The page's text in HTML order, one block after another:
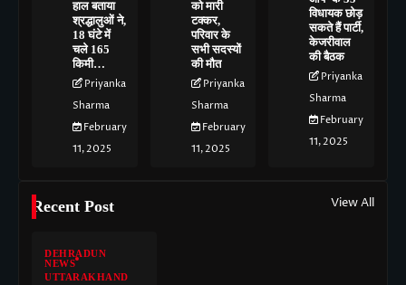
हाल बताया
श्रद्धालुओं ने,
18 घंटे में
चले 165
किमी…
Priyanka
Sharma
February
11, 2025
को मारी
टक्कर,
परिवार के
सभी सदस्यों
की मौत
Priyanka
Sharma
February
11, 2025
विधायक छोड़
सकते हैं पार्टी,
केजरीवाल
की बैठक
Priyanka
Sharma
February
11, 2025
Recent Post View All
DEHRADUN
NEWS
UTTARAKHAND